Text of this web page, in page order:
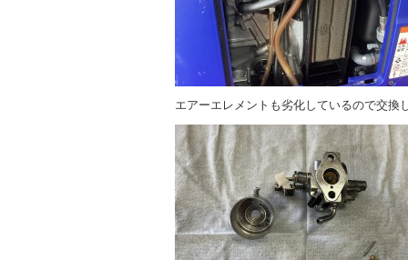
エアーエレメントも劣化しているので交換